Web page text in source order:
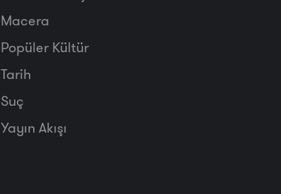
Macera
Popüler Kültür
Tarih
Suç
Yayın Akışı